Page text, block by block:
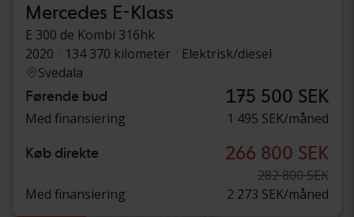
Mercedes E-Klass
E 300 de Kombi 316hk
2020
134 370 kilometer
Elektrisk/diesel
Svedala
Førende bud 175 500 SEK
Med finansiering 1 495 SEK/måned
Køb direkte 266 800 SEK
282 800 SEK
Med finansiering
2 273 SEK/måned